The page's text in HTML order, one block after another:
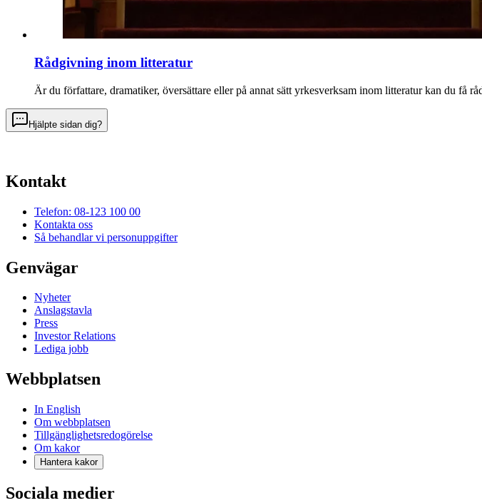
Rådgivning inom litteratur
Är du författare, dramatiker, översättare eller på annat sätt yrkesverksam inom litteratur kan du få
Hjälpte sidan dig?
Kontakt
Telefon: 08-123 100 00
Kontakta oss
Så behandlar vi personuppgifter
Genvägar
Nyheter
Anslagstavla
Press
Investor Relations
Lediga jobb
Webbplatsen
In English
Om webbplatsen
Tillgänglighetsredogörelse
Om kakor
Hantera kakor
Sociala medier